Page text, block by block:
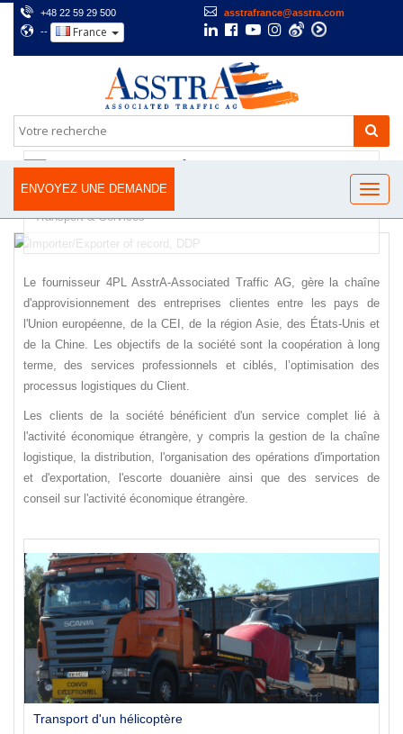
+48 22 59 29 500
asstrafrance@asstra.com
--
France
ENVOYEZ UNE DEMANDE
GESTION DE LA CHAÎNE D'APPROVISIONNEMENT
- IMPORTER/EXPORTER OF RECORD, DDP
TRANSPORT
Transport & Services
Le fournisseur 4PL AsstrA-Associated Traffic AG, gère la chaîne
d'approvisionnement des entreprises clientes entre les pays de
l'Union européenne, de la CEI, de la région Asie, des États-Unis et
de la Chine. Les objectifs de la société sont la coopération à long
terme, des services professionnels et ciblés, l’optimisation des
processus logistiques du Client.
Les clients de la société bénéficient d'un service complet lié à
l'activité économique étrangère, y compris la gestion de la chaîne
logistique, la distribution, l'organisation des opérations d'importation
et d'exportation, l'escorte douanière ainsi que des services de
conseil sur l'activité économique étrangère.
Transport d'un hélicoptère